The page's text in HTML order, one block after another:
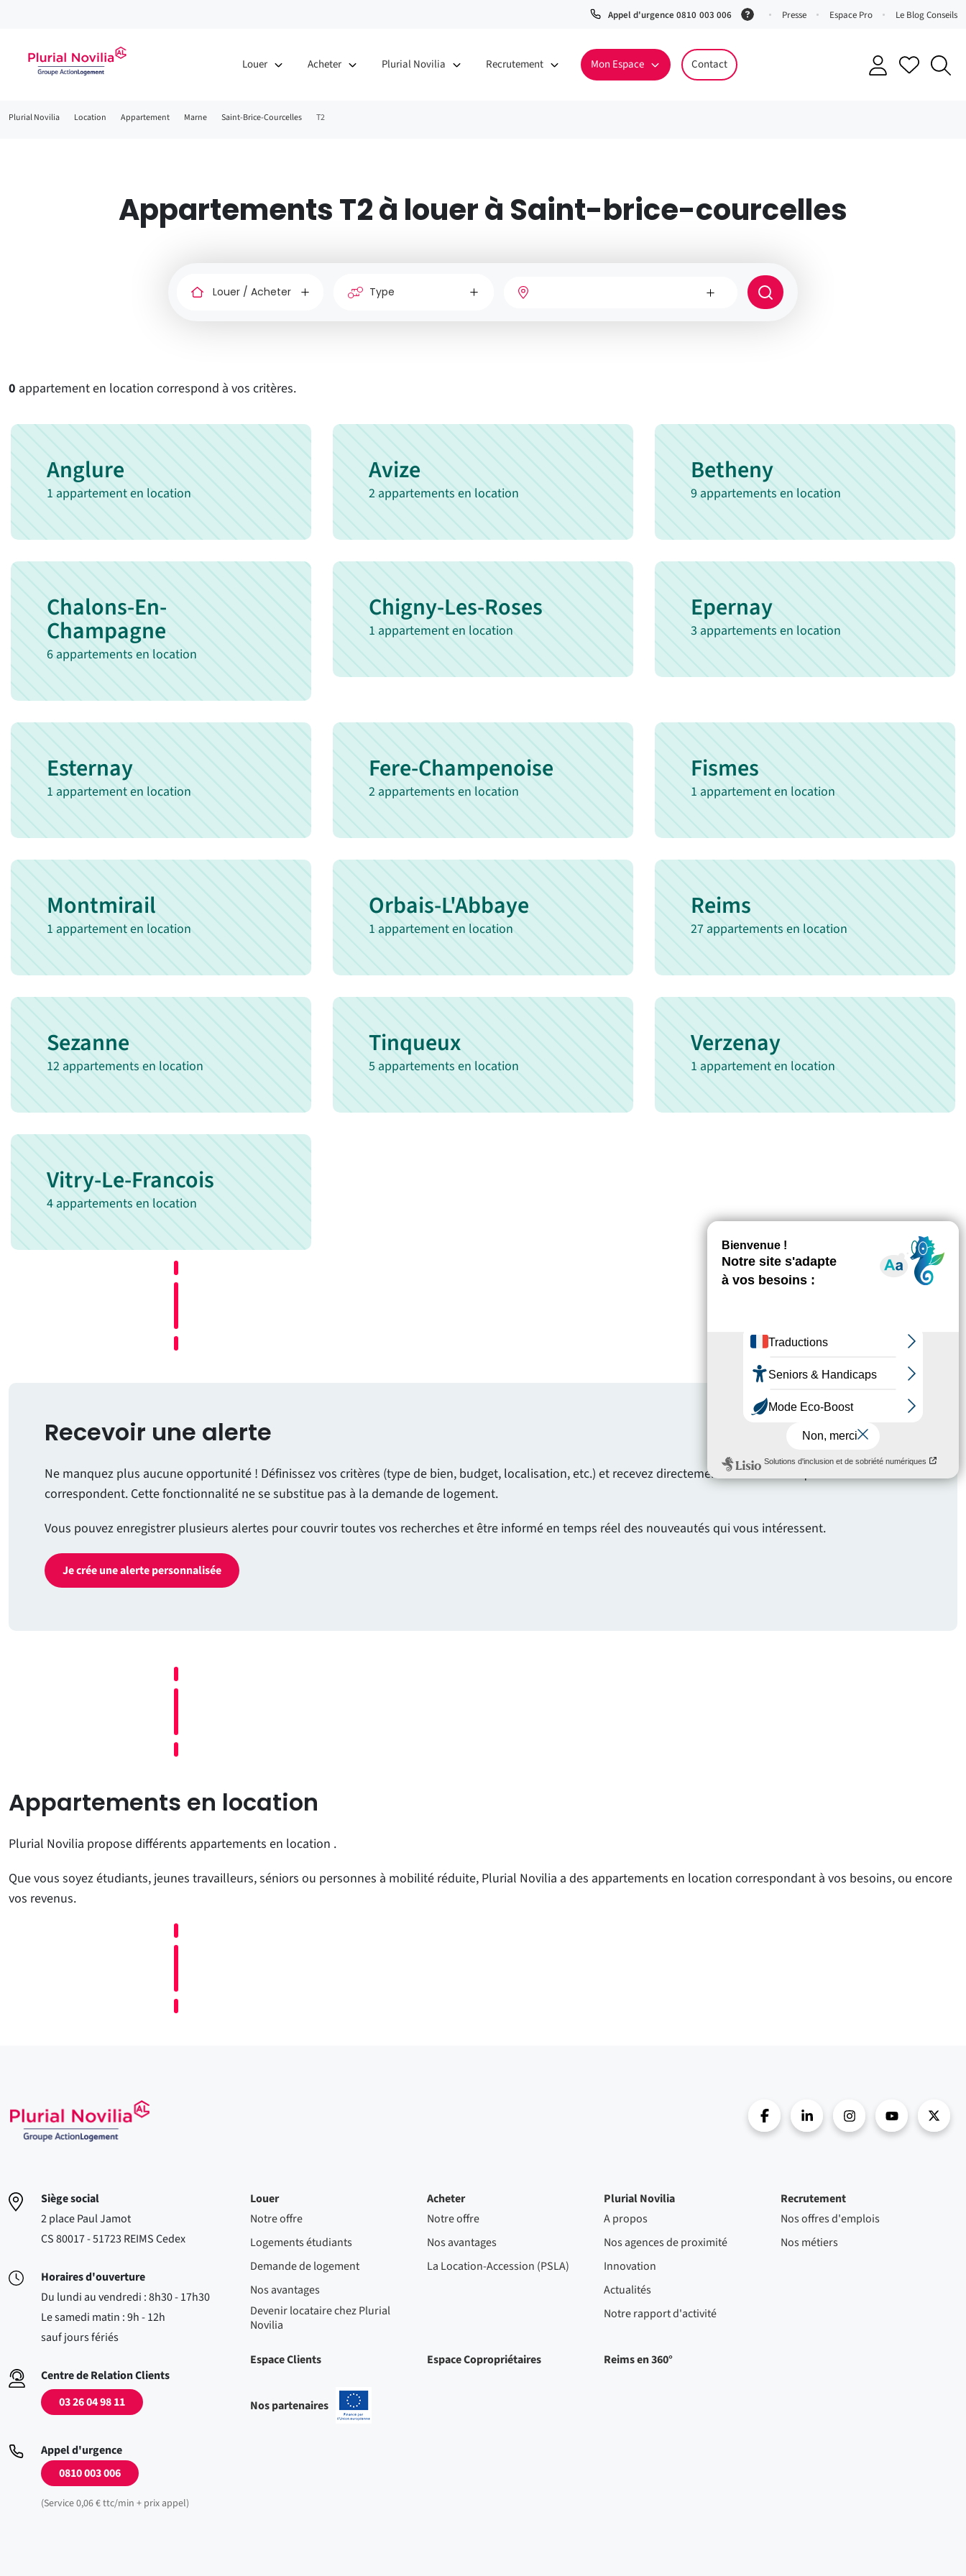
Appel d'urgence 0810 003 006
(ServicePresse Espace Pro Le Blog Conseils
Louer Acheter Plurial Novilia Recrutement Mon Espace Contact
Fil
Plurial Novilia Location Appartement Marne Saint-Brice-Courcelles T2
Appartements T2 à louer à Saint-brice-courcelles
ou
Nombre
Type
Rayon
0 appartement en location correspond à vos critères.
Anglure
1 appartement en location
Avize
2 appartements en location
Betheny
9 appartements en location
Chalons-En-
Champagne
6 appartements en location
Chigny-Les-Roses
1 appartement en location
Epernay
3 appartements en location
Esternay
1 appartement en location
Fere-Champenoise
2 appartements en location
Fismes
1 appartement en location
Montmirail
1 appartement en location
Orbais-L'Abbaye
1 appartement en location
Reims
27 appartements en location
Sezanne
12 appartements en location
Tinqueux
5 appartements en location
Verzenay
1 appartement en location
Vitry-Le-Francois
4 appartements en location
Recevoir une alerte
Ne manquez plus aucune opportunité ! Définissez vos critères (type de bien, budget, localisation, etc.) et recevez directement les annonces qui vous
correspondent. Cette fonctionnalité ne se substitue pas à la demande de logement.
Vous pouvez enregistrer plusieurs alertes pour couvrir toutes vos recherches et être informé en temps réel des nouveautés qui vous intéressent.
Je crée une alerte personnalisée
Appartements en location
Plurial Novilia propose différents appartements en location .
Que vous soyez étudiants, jeunes travailleurs, séniors ou personnes à mobilité réduite, Plurial Novilia a des appartements en location correspondant à vos besoins, ou encore
vos revenus.
Siège social
2 place Paul Jamot
CS 80017 - 51723 REIMS Cedex
Horaires d'ouverture
Du lundi au vendredi : 8h30 - 17h30
Le samedi matin : 9h - 12h
sauf jours fériés
Centre de Relation Clients
03 26 04 98 11
Appel d'urgence
0810 003 006
(Service 0,06 € ttc/min + prix appel)
Louer
Notre offre
Logements étudiants
Demande de logement
Nos avantages
Devenir locataire chez Plurial
Novilia
Acheter
Notre offre
Nos avantages
La Location-Accession (PSLA)
Plurial Novilia
A propos
Nos agences de proximité
Innovation
Actualités
Notre rapport d'activité
Recrutement
Nos offres d'emplois
Nos métiers
Espace Clients Espace Copropriétaires Reims en 360°
Nos partenaires
Projets